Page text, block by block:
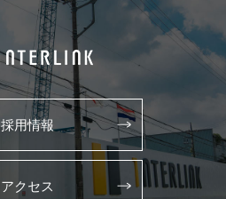
採用情報
アクセス